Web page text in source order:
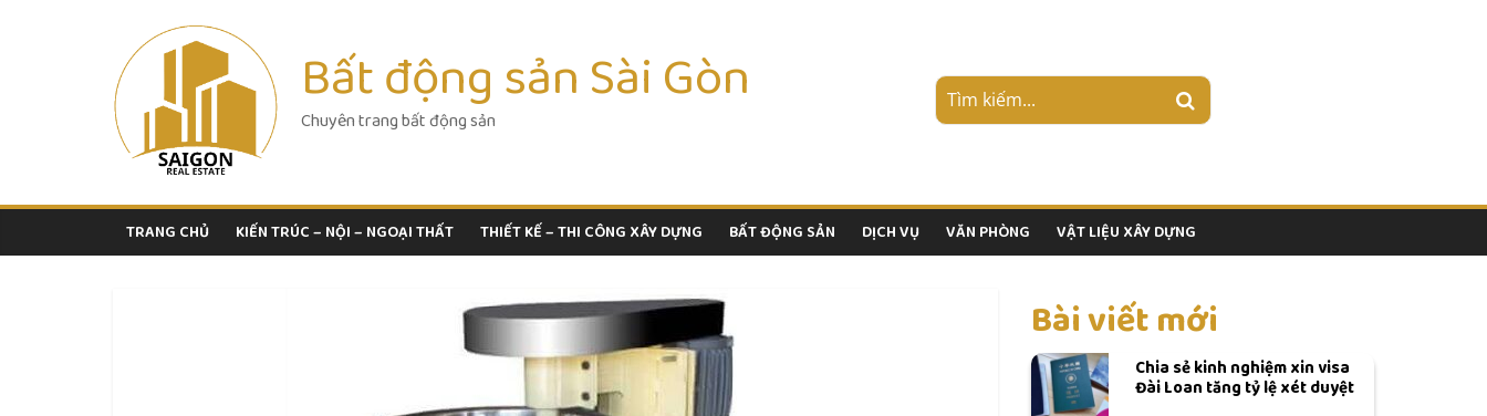
Bất động sản Sài Gòn
Chuyên trang bất động sản
TRANG CHỦ KIẾN TRÚC – NỘI – NGOẠI THẤT THIẾT KẾ – THI CÔNG XÂY DỰNG BẤT ĐỘNG SẢN DỊCH VỤ VĂN PHÒNG VẬT LIỆU XÂY DỰNG
Bài viết mới
Chia sẻ kinh nghiệm xin visa
Đài Loan tăng tỷ lệ xét duyệt